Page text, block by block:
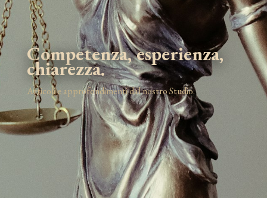
Competenza, esperienza,
chiarezza.
Articoli e approfondimenti dal nostro Studio.